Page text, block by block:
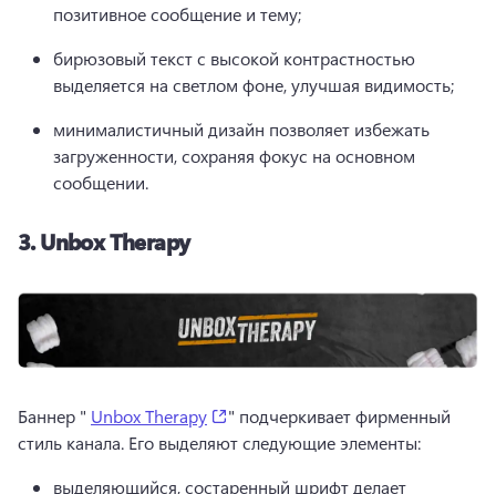
позитивное сообщение и тему;
бирюзовый текст с высокой контрастностью
выделяется на светлом фоне, улучшая видимость;
минималистичный дизайн позволяет избежать
загруженности, сохраняя фокус на основном
сообщении.
3.Unbox Therapy
Баннер " Unbox Therapy (opens in a new tab)
" подчеркивает фирменный
стиль канала. Его выделяют следующие элементы:
выделяющийся, состаренный шрифт делает